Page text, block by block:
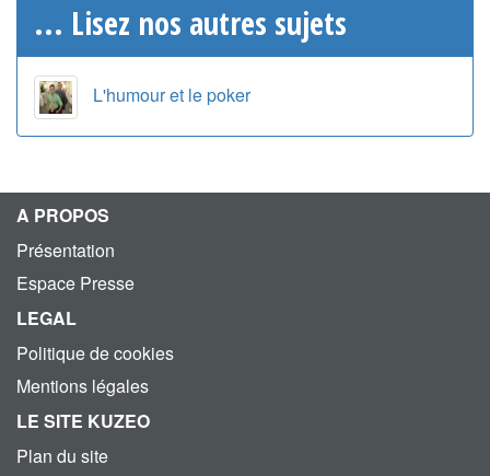
... Lisez nos autres sujets
L'humour et le poker
A PROPOS
Présentation
Espace Presse
LEGAL
Politique de cookies
Mentions légales
LE SITE KUZEO
Plan du site